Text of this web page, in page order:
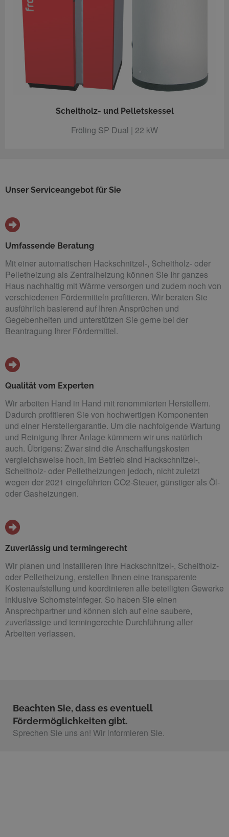
Scheitholz- und Pelletskessel
Fröling SP Dual | 22 kW
Unser Serviceangebot für Sie
Umfassende Beratung
Mit einer automatischen Hackschnitzel-, Scheitholz- oder
Pelletheizung als Zentralheizung können Sie Ihr ganzes
Haus nachhaltig mit Wärme versorgen und zudem noch von
verschiedenen Fördermitteln profitieren. Wir beraten Sie
ausführlich basierend auf Ihren Ansprüchen und
Gegebenheiten und unterstützen Sie gerne bei der
Beantragung Ihrer Fördermittel.
Qualität vom Experten
Wir arbeiten Hand in Hand mit renommierten Herstellern.
Dadurch profitieren Sie von hochwertigen Komponenten
und einer Herstellergarantie. Um die nachfolgende Wartung
und Reinigung Ihrer Anlage kümmern wir uns natürlich
auch. Übrigens: Zwar sind die Anschaffungskosten
vergleichsweise hoch, im Betrieb sind Hackschnitzel-,
Scheitholz- oder Pelletheizungen jedoch, nicht zuletzt
wegen der 2021 eingeführten CO2-Steuer, günstiger als Öl-
oder Gasheizungen.
Zuverlässig und termingerecht
Wir planen und installieren Ihre Hackschnitzel-, Scheitholz-
oder Pelletheizung, erstellen Ihnen eine transparente
Kostenaufstellung und koordinieren alle beteiligten Gewerke
inklusive Schornsteinfeger. So haben Sie einen
Ansprechpartner und können sich auf eine saubere,
zuverlässige und termingerechte Durchführung aller
Arbeiten verlassen.
Beachten Sie, dass es eventuell
Fördermöglichkeiten gibt.
Sprechen Sie uns an! Wir informieren Sie.​